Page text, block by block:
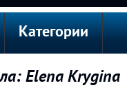
Категории
Elena Krygina